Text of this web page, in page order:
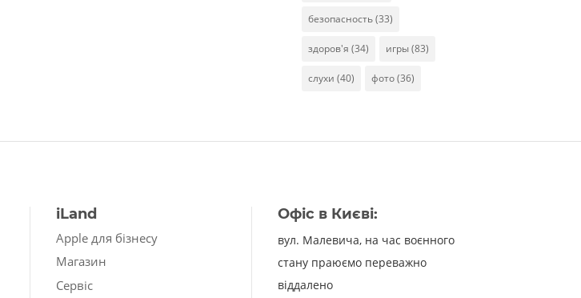
безопасность(33)
здоров'я (34) игры(83)
слухи (40) фото(36)
iLand
Apple для бізнесу
Магазин
Сервіс
Офіс в Києві:
вул. Малевича, на час воєнного
стану праюємо переважно
віддалено